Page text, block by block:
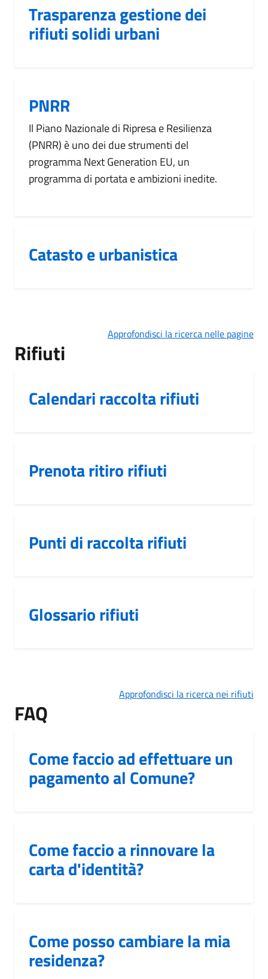
Trasparenza gestione dei
rifiuti solidi urbani
PNRR
Il Piano Nazionale di Ripresa e Resilienza
(PNRR) è uno dei due strumenti del
programma Next Generation EU, un
programma di portata e ambizioni inedite.
Catasto e urbanistica
Approfondisci la ricerca nelle pagine
Rifiuti
Calendari raccolta rifiuti
Prenota ritiro rifiuti
Punti di raccolta rifiuti
Glossario rifiuti
Approfondisci la ricerca nei rifiuti
FAQ
Come faccio ad effettuare un
pagamento al Comune?
Come faccio a rinnovare la
carta d'identità?
Come posso cambiare la mia
residenza?